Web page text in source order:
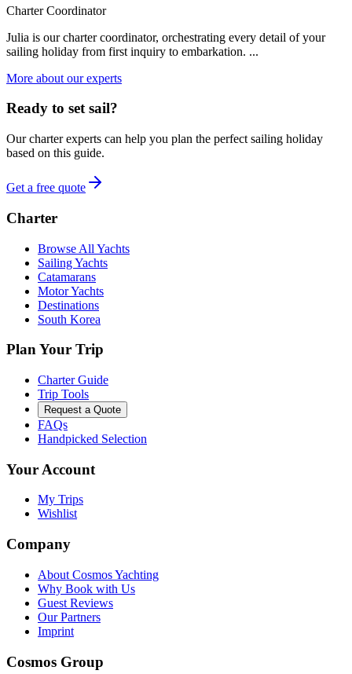
Charter Coordinator
Julia is our charter coordinator, orchestrating every detail of your
sailing holiday from first inquiry to embarkation. ...
More about our experts
Ready to set sail?
Our charter experts can help you plan the perfect sailing holiday
based on this guide.
Get a free quote
Charter
Browse All Yachts
Sailing Yachts
Catamarans
Motor Yachts
Destinations
South Korea
Plan Your Trip
Charter Guide
Trip Tools
Request a Quote
FAQs
Handpicked Selection
Your Account
My Trips
Wishlist
Company
About Cosmos Yachting
Why Book with Us
Guest Reviews
Our Partners
Imprint
Cosmos Group